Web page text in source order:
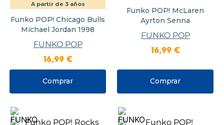
A partir de 3 años
Funko POP! Chicago Bulls
Michael Jordan 1998
FUNKO POP
16,99 €
Comprar
Funko POP! McLaren
Ayrton Senna
FUNKO POP
16,99 €
Comprar